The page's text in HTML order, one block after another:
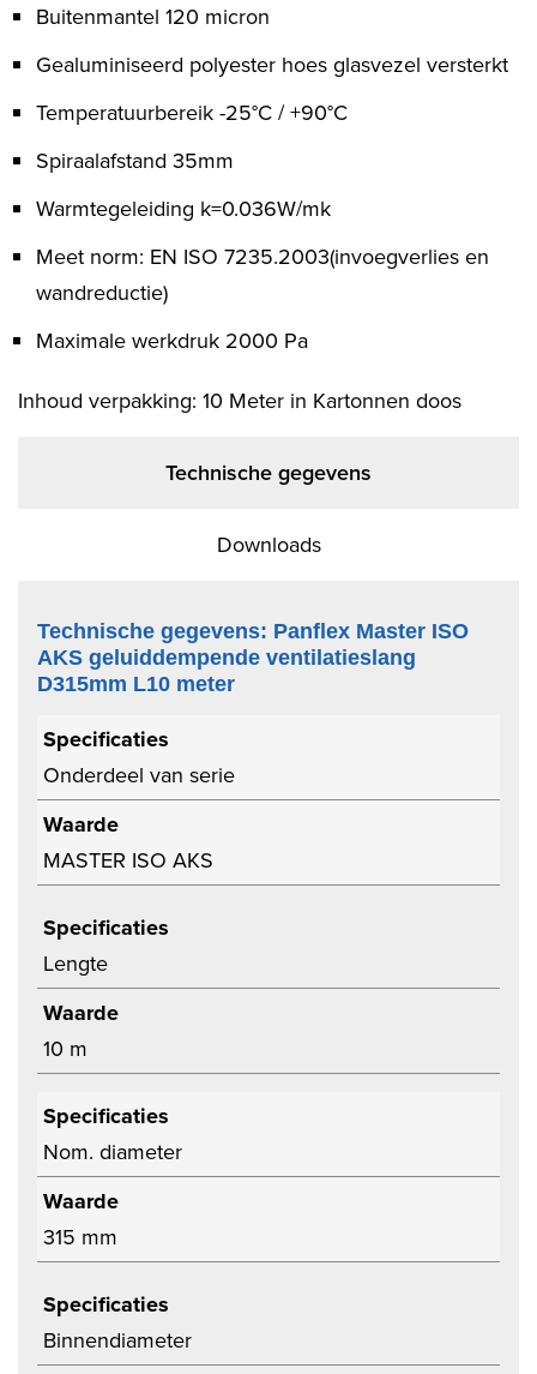
Buitenmantel 120 micron
Gealuminiseerd polyester hoes glasvezel versterkt
Temperatuurbereik -25°C / +90°C
Spiraalafstand 35mm
Warmtegeleiding k=0.036W/mk
Meet norm: EN ISO 7235.2003(invoegverlies en
wandreductie)
Maximale werkdruk 2000 Pa
Inhoud verpakking: 10 Meter in Kartonnen doos
Technische gegevens
Downloads
Technische gegevens: Panflex Master ISO
AKS geluiddempende ventilatieslang
D315mm L10 meter
Specificaties
Onderdeel van serie
Waarde
MASTER ISO AKS
Specificaties
Lengte
Waarde
10 m
Specificaties
Nom. diameter
Waarde
315 mm
Specificaties
Binnendiameter